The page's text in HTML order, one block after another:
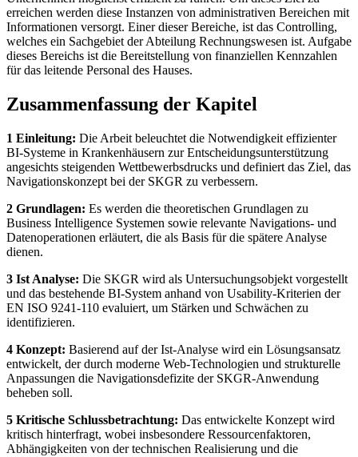
erreichen werden diese Instanzen von administrativen Bereichen mit
Informationen versorgt. Einer dieser Bereiche, ist das Controlling,
welches ein Sachgebiet der Abteilung Rechnungswesen ist. Aufgabe
dieses Bereichs ist die Bereitstellung von finanziellen Kennzahlen
für das leitende Personal des Hauses.
Zusammenfassung der Kapitel
1 Einleitung: Die Arbeit beleuchtet die Notwendigkeit effizienter
BI-Systeme in Krankenhäusern zur Entscheidungsunterstützung
angesichts steigenden Wettbewerbsdrucks und definiert das Ziel, das
Navigationskonzept bei der SKGR zu verbessern.
2 Grundlagen: Es werden die theoretischen Grundlagen zu
Business Intelligence Systemen sowie relevante Navigations- und
Datenoperationen erläutert, die als Basis für die spätere Analyse
dienen.
3 Ist Analyse: Die SKGR wird als Untersuchungsobjekt vorgestellt
und das bestehende BI-System anhand von Usability-Kriterien der
EN ISO 9241-110 evaluiert, um Stärken und Schwächen zu
identifizieren.
4 Konzept: Basierend auf der Ist-Analyse wird ein Lösungsansatz
entwickelt, der durch moderne Web-Technologien und strukturelle
Anpassungen die Navigationsdefizite der SKGR-Anwendung
beheben soll.
5 Kritische Schlussbetrachtung: Das entwickelte Konzept wird
kritisch hinterfragt, wobei insbesondere Ressourcenfaktoren,
Abhängigkeiten von der technischen Realisierung und die